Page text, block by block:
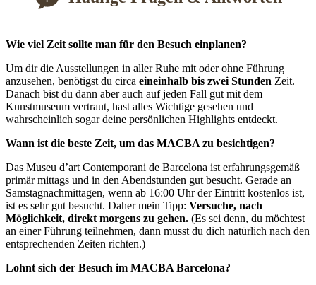
Wie viel Zeit sollte man für den Besuch einplanen?
Um dir die Ausstellungen in aller Ruhe mit oder ohne Führung
anzusehen, benötigst du circa eineinhalb bis zwei Stunden Zeit.
Danach bist du dann aber auch auf jeden Fall gut mit dem
Kunstmuseum vertraut, hast alles Wichtige gesehen und
wahrscheinlich sogar deine persönlichen Highlights entdeckt.
Wann ist die beste Zeit, um das MACBA zu besichtigen?
Das Museu d’art Contemporani de Barcelona ist erfahrungsgemäß
primär mittags und in den Abendstunden gut besucht. Gerade an
Samstagnachmittagen, wenn ab 16:00 Uhr der Eintritt kostenlos ist,
ist es sehr gut besucht. Daher mein Tipp: Versuche, nach
Möglichkeit, direkt morgens zu gehen. (Es sei denn, du möchtest
an einer Führung teilnehmen, dann musst du dich natürlich nach den
entsprechenden Zeiten richten.)
Lohnt sich der Besuch im MACBA Barcelona?